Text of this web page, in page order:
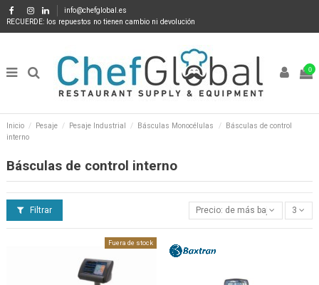
info@chefglobal.es
RECUERDE: los repuestos no tienen cambio ni devolución
0
Inicio Pesaje Pesaje Industrial Básculas Monocélulas
Básculas de control
interno
Básculas de control interno
Filtrar Precio: de más bajo a más alto
3
Fuera de stock